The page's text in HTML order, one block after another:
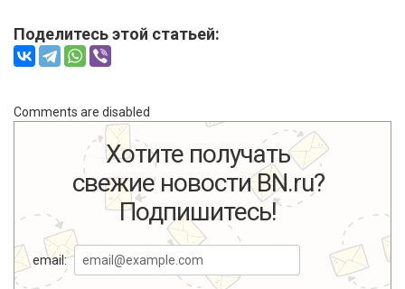
Поделитесь этой статьей:
Comments are disabled
Хотите получать
свежие новости BN.ru?
Подпишитесь!
email: